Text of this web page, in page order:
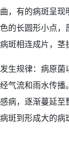
曲，有的病斑呈现
色的长圆形小点，
病斑相连成片，茎
发生规律：病原菌
经气流和雨水传播
感病，逐渐蔓延至
病斑到形成大的病